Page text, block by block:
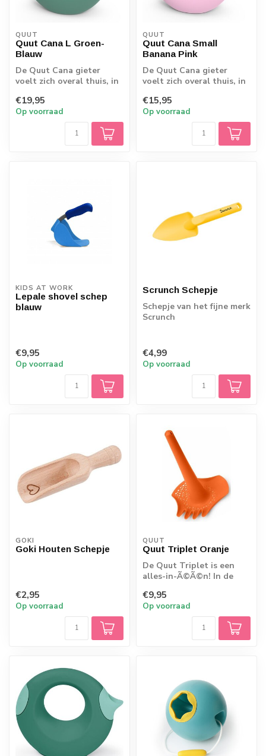
QUUT
Quut Cana L Groen-
Blauw
De Quut Cana gieter
voelt zich overal thuis, in
strand! Spro...
€19,95
Op voorraad
QUUT
Quut Cana Small
Banana Pink
De Quut Cana gieter
voelt zich overal thuis, in
strand! Spro...
€15,95
Op voorraad
KIDS AT WORK
Lepale shovel schep
blauw
€9,95
Op voorraad
Scrunch Schepje
Schepje van het fijne merk
Scrunch
€4,99
Op voorraad
GOKI
Goki Houten Schepje
€2,95
Op voorraad
QUUT
Quut Triplet Oranje
De Quut Triplet is een
alles-in-Ã©Ã©n! In de
lekker in h...
€9,95
Op voorraad